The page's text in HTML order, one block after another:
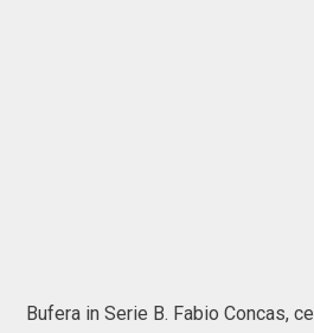
Bufera in Serie B. Fabio Concas,